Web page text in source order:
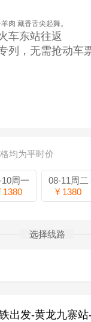
肉 藏香舌尖起舞。
车东站往返
列，无需抢动车
均为平时价
10周一
1380
08-11周二
¥ 1380
选择线路
出发-黄龙九寨